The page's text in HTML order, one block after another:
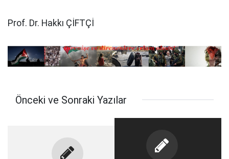
Prof. Dr. Hakkı ÇİFTÇİ
Önceki ve Sonraki Yazılar